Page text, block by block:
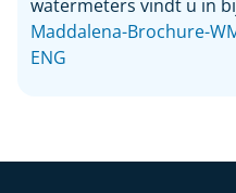
watermeters vindt u in
Maddalena-Brochure-
ENG